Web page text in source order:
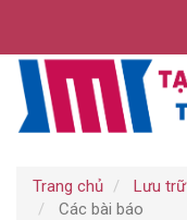
chính
Nội
dung
chính
Trang chủ Lưu trữ
Các bài báo